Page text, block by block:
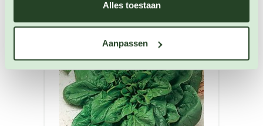
Alles toestaan
Aanpassen